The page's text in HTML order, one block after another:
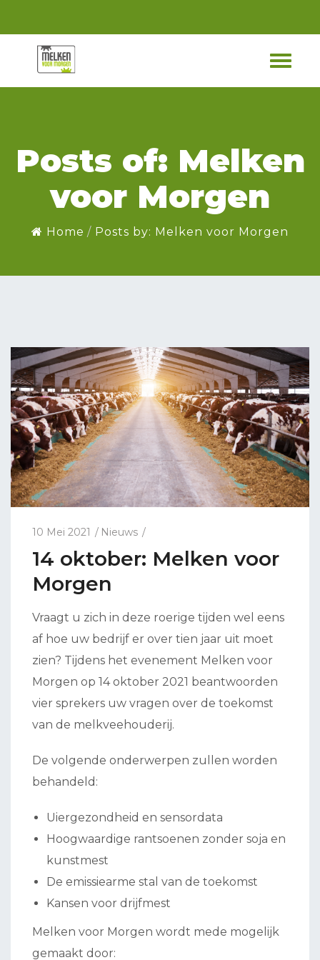
Posts of: Melken
voor Morgen
Home Posts by: Melken voor Morgen
10 Mei 2021 Nieuws
14 oktober: Melken voor
Morgen
Vraagt u zich in deze roerige tijden wel eens
af hoe uw bedrijf er over tien jaar uit moet
zien? Tijdens het evenement Melken voor
Morgen op 14 oktober 2021 beantwoorden
vier sprekers uw vragen over de toekomst
van de melkveehouderij.
De volgende onderwerpen zullen worden
behandeld:
Uiergezondheid en sensordata
Hoogwaardige rantsoenen zonder soja en
kunstmest
De emissiearme stal van de toekomst
Kansen voor drijfmest
Melken voor Morgen wordt mede mogelijk
gemaakt door: